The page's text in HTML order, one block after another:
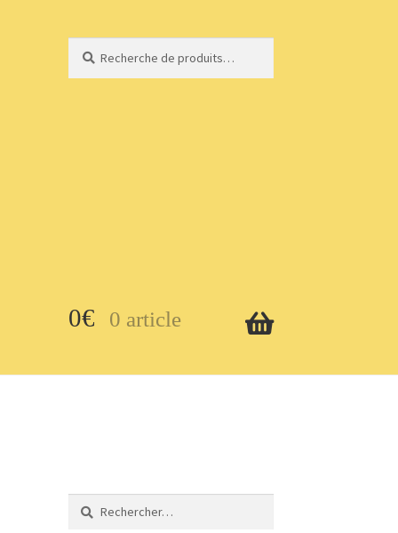
pour :
0€ 0 article
Rechercher :